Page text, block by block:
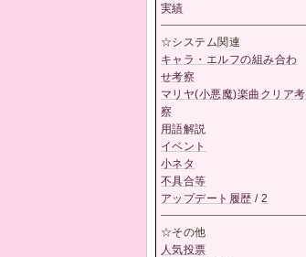
実績
☆システム関連
キャラ・エルフの組み合わ
せ考察
マリヤ(小悪魔)楽曲クリア考
察
用語解説
イベント
小ネタ
不具合等
アップデート履歴 /2
☆その他
人気投票